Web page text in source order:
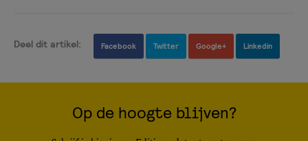
Deel dit artikel: Facebook Twitter Google+ Linkedin
Op de hoogte blijven?